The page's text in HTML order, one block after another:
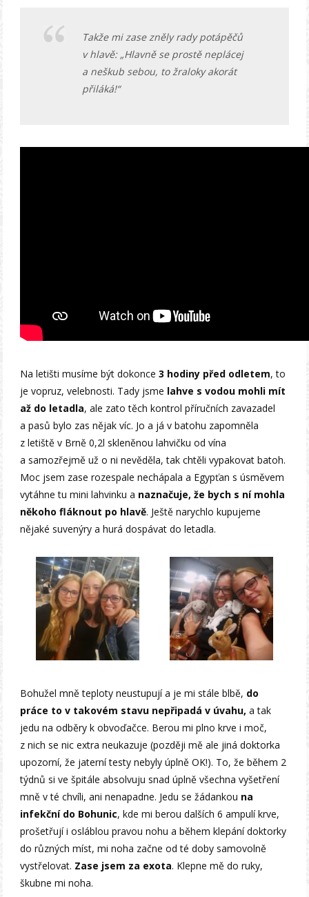
Takže mi zase zněly rady potápěčů
v hlavě: „Hlavně se prostě neplácej
a neškub sebou, to žraloky akorát
přiláká!“
Na letišti musíme být dokonce3 hodiny před odletem, to
je vopruz, velebnosti. Tady jsme lahve s vodou mohli mít
až do letadla, ale zato těch kontrol příručních zavazadel
a pasů bylo zas nějak víc. Jo a já v batohu zapomněla
z letiště v Brně 0,2l skleněnou lahvičku od vína
a samozřejmě už o ni nevěděla, tak chtěli vypakovat batoh.
Moc jsem zase rozespale nechápala a Egypťan s úsměvem
vytáhne tu mini lahvinku a naznačuje, že bych s ní mohla
někoho fláknout po hlavě. Ještě narychlo kupujeme
nějaké suvenýry a hurá dospávat do letadla.
Bohužel mně teploty neustupují a je mi stále blbě, do
práce to v takovém stavu nepřipadá v úvahu,a tak
jedu na odběry k obvoďačce. Berou mi plno krve i moč,
z nich se nic extra neukazuje (později mě ale jiná doktorka
upozorní, že jaterní testy nebyly úplně OK!). To, že během 2
týdnů si ve špitále absolvuju snad úplně všechna vyšetření
mně v té chvíli, ani nenapadne. Jedu se žádankou na
infekční do Bohunic, kde mi berou dalších 6 ampulí krve,
prošetřují i osláblou pravou nohu a během klepání doktorky
do různých míst, mi noha začne od té doby samovolně
vystřelovat. Zase jsem za exota. Klepne mě do ruky,
škubne mi noha.